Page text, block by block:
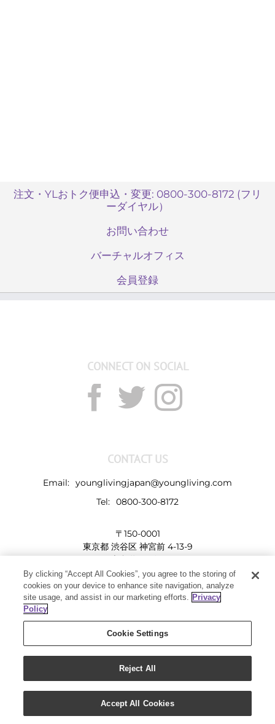
注文・YLおトク便申込・変更: 0800-300-8172 (フリ
ーダイヤル）
お問い合わせ
バーチャルオフィス
会員登録
CONNECT ON SOCIAL
CONTACT US
Email: younglivingjapan@youngliving.com
Tel: 0800-300-8172
〒150-0001
東京都 渋谷区 神宮前 4-13-9
表参道LHビル
Copyright 2019 - Young Living Essential Oils | All Rights Reserved
FacebookTwitterInstagramPinterest
By clicking “Accept All Cookies”, you agree to the storing of
cookies on your device to enhance site navigation, analyze
site usage, and assist in our marketing efforts. Privacy
Policy
Cookie Settings
Reject All
Accept All Cookies